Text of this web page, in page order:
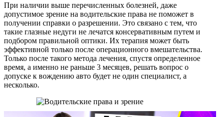
При наличии выше перечисленных болезней, даже
допустимое зрение на водительские права не поможет в
получении справки о разрешении. Это связано с тем, что
такие глазные недуги не лечатся консервативным путем и
подбором правильной оптики. Их терапия может быть
эффективной только после операционного вмешательства.
Только после такого метода лечения, спустя определенное
время, а именно не раньше 3 месяцев, решать вопрос о
допуске к вождению авто будет не один специалист, а
несколько.